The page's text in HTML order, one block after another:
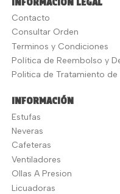
Contacto
Consultar Orden
Terminos y Condiciones
Política de Reembolso y
Politica de Tratamiento de
INFORMACIÓN
Estufas
Neveras
Cafeteras
Ventiladores
Ollas A Presion
Licuadoras